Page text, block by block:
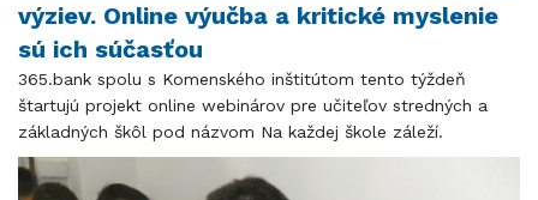
výziev. Online výučba a kritické myslenie
sú ich súčasťou
365.bank spolu s Komenského inštitútom tento týždeň
štartujú projekt online webinárov pre učiteľov stredných a
základných škôl pod názvom Na každej škole záleží.